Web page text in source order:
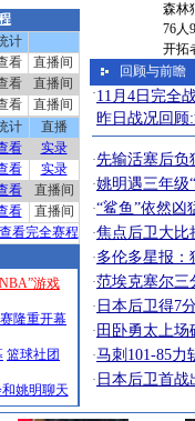
计
看
直播间
看
直播间
看
直播间
计
直播
看
实录
看
实录
看
直播间
看
直播间
查看完全赛程
游戏
隆重开幕
篮球社团
姚明聊天
森林
76人
开拓
回顾与前瞻
·11月4日完全
昨日战况回顾
·先输活塞后负
·姚明遇三年级
·“鲨鱼”依然凶
·焦点后卫大比
·多伦多星报：
·范埃克塞尔三
· 日本后卫得7
· 田卧勇太上
·马刺101-85力
· 日本后卫首